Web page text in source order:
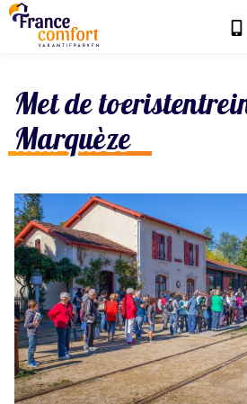
Met de
Marquèze